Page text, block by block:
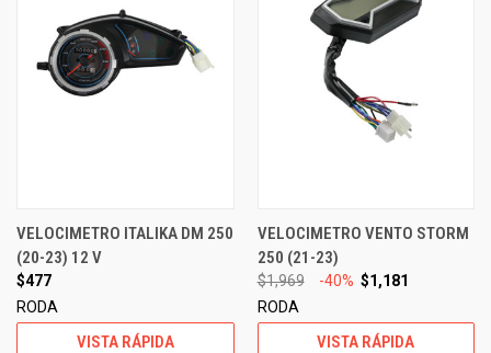
VELOCIMETRO ITALIKA DM 250
(20-23) 12 V
$477
RODA
VISTA RÁPIDA
VELOCIMETRO VENTO STORM
250 (21-23)
$1,969 -40% $1,181
RODA
VISTA RÁPIDA